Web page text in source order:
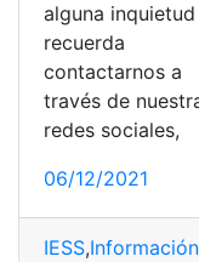
alguna inquietud
recuerda
contactarnos a
través de
redes sociales,
06/12/2021
IESS,Información